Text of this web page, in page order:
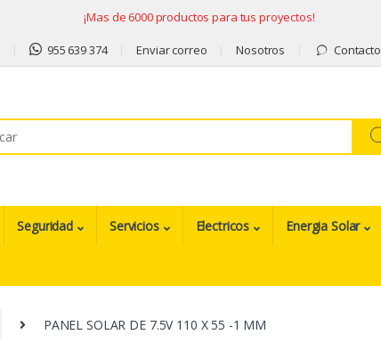
¡Mas de 6000 productos para tus proyectos!
955 639 374 Enviar correo Nosotros Contacto
Seguridad Servicios Electricos Energia Solar
PANEL SOLAR DE 7.5V 110 X 55 -1 MM